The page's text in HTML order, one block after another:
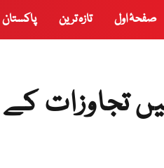
صفحۂ اول تازہ ترین پاکستان
تجاوزات